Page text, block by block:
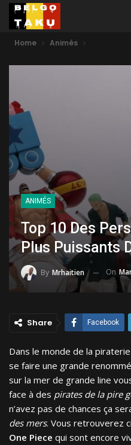
Home Animés
ANIMÉS
Top 10 Des
Plus Puissants
By Mrhaitien On
Share Facebook
Dans le monde de la
se faire une grande
sur la mer de grande line
face à des pirates de la pire
n’avez pas de chances ça
des mers. Vous retrouverez
One Piece qui sont encore